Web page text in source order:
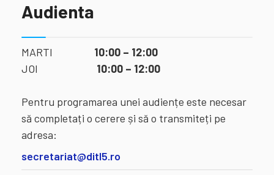
Audienta
MARTI 10:00 – 12:00
JOI 10:00 – 12:00
Pentru programarea unei audiențe este necesar
să completați o cerere și să o transmiteți pe
adresa:
secretariat@ditl5.ro